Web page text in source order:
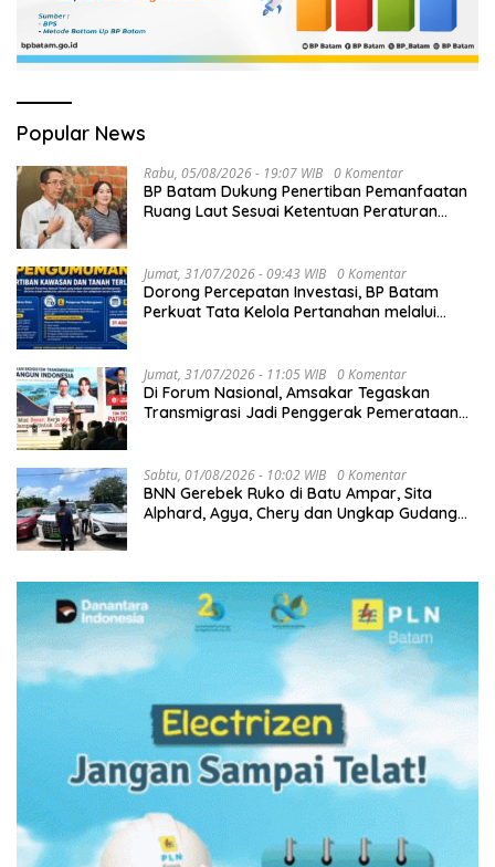
Popular News
Rabu, 05/08/2026 - 19:07 WIB 0 Komentar
BP Batam Dukung Penertiban Pemanfaatan
Ruang Laut Sesuai Ketentuan Peraturan
Jumat, 31/07/2026 - 09:43 WIB 0 Komentar
Dorong Percepatan Investasi, BP Batam
Perkuat Tata Kelola Pertanahan melalui
Jumat, 31/07/2026 - 11:05 WIB 0 Komentar
Di Forum Nasional, Amsakar Tegaskan
Transmigrasi Jadi Penggerak Pemerataan
Sabtu, 01/08/2026 - 10:02 WIB 0 Komentar
BNN Gerebek Ruko di Batu Ampar, Sita
Alphard, Agya, Chery dan Ungkap Gudang